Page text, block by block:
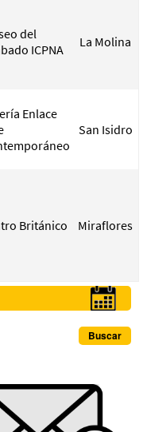
del
ICPNA
La Molina
Enlace
San Isidro
Británico Miraflores